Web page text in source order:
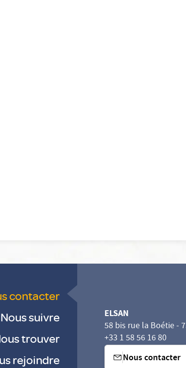
contacter
Nous suivre
trouver
rejoindre
ELSAN
58 bis rue la Boétie -
+33 1 58 56 16 80
Nous contacter